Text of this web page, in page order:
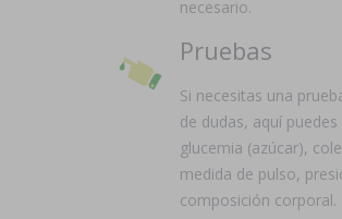
necesario.
Pruebas
Si necesitas una
de dudas, aquí
glucemia (azúcar),
medida de pulso,
composición corporal.